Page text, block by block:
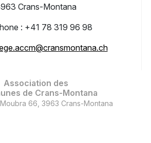
Crans-Montana
: +41 78 319 96 98
Association des
de Crans-Montana
66, 3963 Crans-Montana